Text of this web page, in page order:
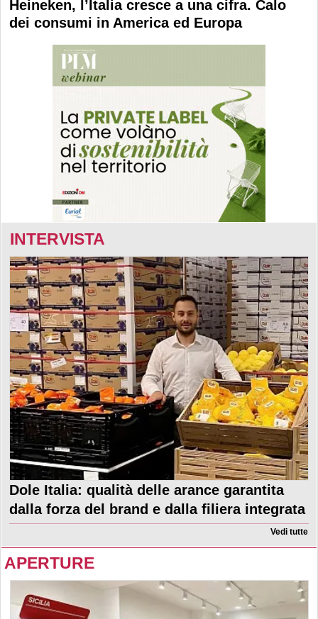
Heineken, l’Italia cresce a una cifra. Calo
dei consumi in America ed Europa
INTERVISTA
Dole Italia: qualità delle arance garantita
dalla forza del brand e dalla filiera integrata
Vedi tutte
APERTURE